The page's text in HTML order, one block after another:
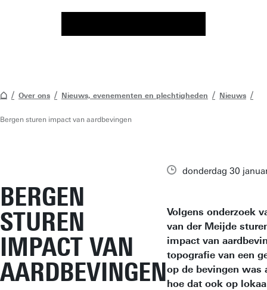
Over ons Nieuws, evenementen en plechtigheden Nieuws
Bergen sturen impact van aardbevingen
BERGEN
STUREN
IMPACT VAN
AARDBEVINGEN
donderdag 30
Volgens onderzoek
van der Meijde
impact van
topografie van een
op de bevingen was
hoe dat ook op